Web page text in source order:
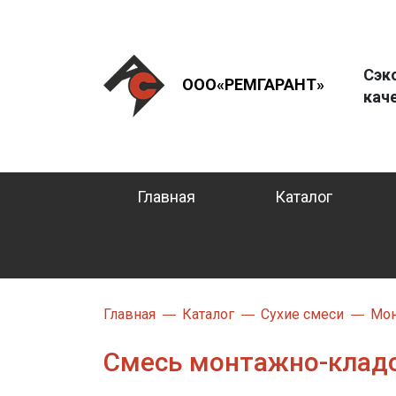
ООО«РЕМГАРАНТ»
Главная Каталог
Главная Каталог Сухие смеси
Смесь монтажно-